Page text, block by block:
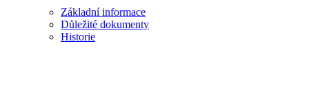
Základní informace
Důležité dokumenty
Historie